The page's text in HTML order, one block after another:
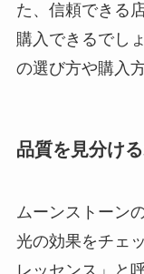
た、信頼できる
購入できるでし
の選び方や購入
品質を見分け
ムーンストーン
光の効果をチェ